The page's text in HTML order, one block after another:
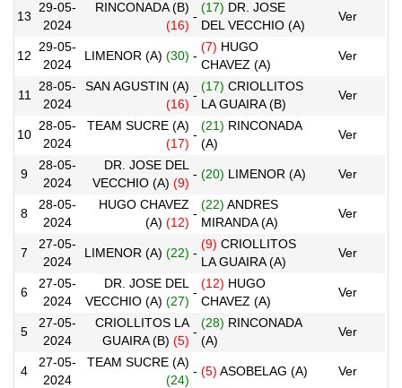
13
29-05-
2024
RINCONADA (B)
(16)
-
(17) DR. JOSE
DEL VECCHIO (A)
Ver
12
29-05-
2024
LIMENOR (A) (30) -
(7) HUGO
CHAVEZ (A)
Ver
11
28-05-
2024
SAN AGUSTIN (A)
(16)
-
(17) CRIOLLITOS
LA GUAIRA (B)
Ver
10
28-05-
2024
TEAM SUCRE (A)
(17)
-
(21) RINCONADA
(A)
Ver
9
28-05-
2024
DR. JOSE DEL
VECCHIO (A) (9)
- (20) LIMENOR (A) Ver
8
28-05-
2024
HUGO CHAVEZ
(A) (12)
-
(22) ANDRES
MIRANDA (A)
Ver
7
27-05-
2024
LIMENOR (A) (22) -
(9) CRIOLLITOS
LA GUAIRA (A)
Ver
6
27-05-
2024
DR. JOSE DEL
VECCHIO (A) (27)
-
(12) HUGO
CHAVEZ (A)
Ver
5
27-05-
2024
CRIOLLITOS LA
GUAIRA (B) (5)
-
(28) RINCONADA
(A)
Ver
4
27-05-
2024
TEAM SUCRE (A)
(24)
- (5) ASOBELAG (A) Ver